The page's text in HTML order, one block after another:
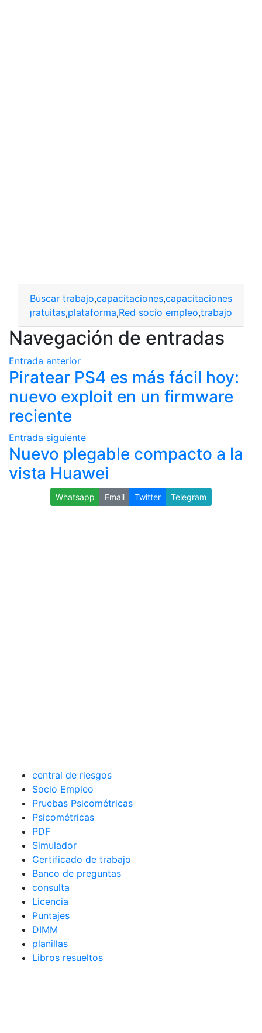
Buscar trabajo,capacitaciones,capacitaciones en
gratuitas,plataforma,Red socio empleo,trabajo
Navegación de entradas
Entrada anterior
Piratear PS4 es más fácil hoy:
nuevo exploit en un firmware
reciente
Entrada siguiente
Nuevo plegable compacto a la
vista Huawei
Whatsapp Email Twitter Telegram
central de riesgos
Socio Empleo
Pruebas Psicométricas
Psicométricas
PDF
Simulador
Certificado de trabajo
Banco de preguntas
consulta
Licencia
Puntajes
DIMM
planillas
Libros resueltos